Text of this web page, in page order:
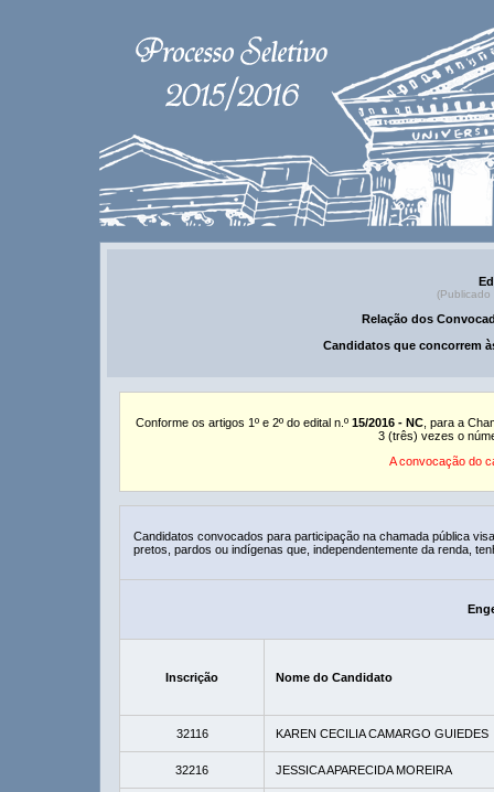
(Publicado
Relação dos
Candidatos que concorrem
Conforme os artigos 1º e 2º do edital n.º 15/2016 - NC , para a
3 (três) vezes o
A convocação do
Candidatos convocados para participação na chamada pública
pretos, pardos ou indígenas que, independentemente da renda,
Inscrição Nome do Candidato
32116 KAREN CECILIA CAMARGO GUIEDES
32216 JESSICA APARECIDA MOREIRA